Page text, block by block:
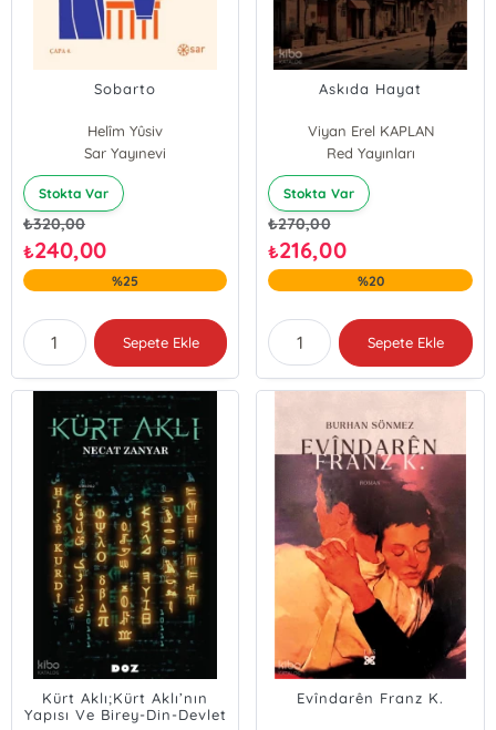
Sobarto
Helîm Yûsiv
Sar Yayınevi
Stokta Var
₺320,00
₺240,00
%25
Sepete Ekle
Askıda Hayat
Viyan Erel KAPLAN
Red Yayınları
Stokta Var
₺270,00
₺216,00
%20
Sepete Ekle
Kürt Aklı;Kürt Aklı’nın
Yapısı Ve Birey-Din-Devlet
Evîndarên Franz K.